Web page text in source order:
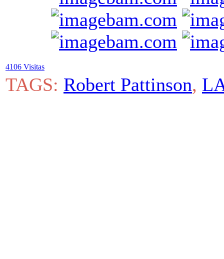
4106 Visitas
TAGS: Robert Pattinson,